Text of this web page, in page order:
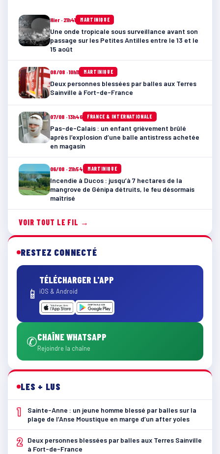
Hier · 21h41 MARTINIQUE
Une onde tropicale sous surveillance avant son
passage sur les Petites Antilles entre le 13 et le
15 août
08/08 · 10h11 MARTINIQUE
Deux personnes blessées par balles aux Terres
Sainville à Fort-de-France
07/08 · 13h46 FRANCE & INTERNATIONALE
Pas-de-Calais : un enfant grièvement brûlé
après l’explosion d’une balle antistress achetée
en magasin
06/08 · 21h54 MARTINIQUE
Incendie à Ducos : jusqu’à 7 hectares de la
mangrove de Génipa détruits, le feu désormais
maîtrisé
VOIR TOUT LE FIL →
RESTEZ CONNECTÉ
📱
TÉLÉCHARGER L'APP
iOS & Android
✆CHAÎNE WHATSAPP
Rejoindre la chaîne
LES + LUS
1
Sainte-Anne : un jeune homme blessé par balles sur la
plage de l’Anse Moustique en marge d’un after yoles
2
Deux personnes blessées par balles aux Terres Sainville
à Fort-de-France